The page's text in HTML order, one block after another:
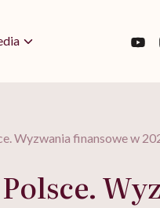
Wyzwania finansowe w